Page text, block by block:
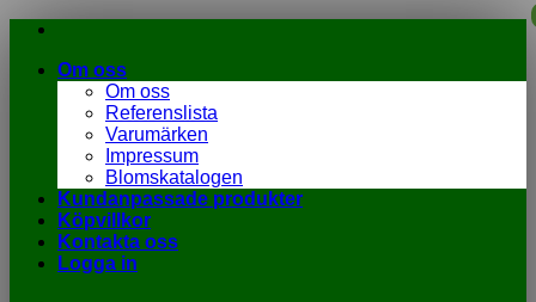
Skip
contentOm oss
Om oss
Referenslista
Varumärken
Impressum
Blomskatalogen
Kundanpassade produkter
Köpvillkor
Kontakta oss
Logga in